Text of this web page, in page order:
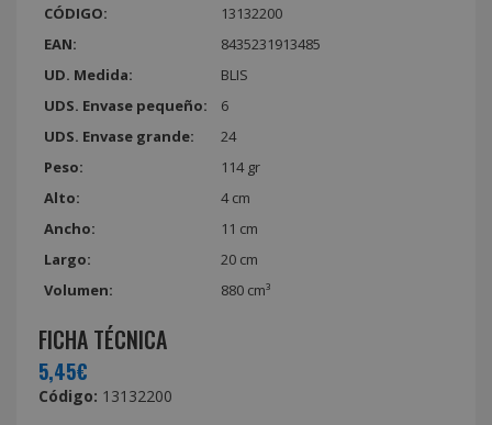
CÓDIGO:
13132200
EAN:
8435231913485
UD. Medida:
BLIS
UDS. Envase pequeño:
6
UDS. Envase grande:
24
Peso:
114 gr
Alto:
4 cm
Ancho:
11 cm
Largo:
20 cm
Volumen:
880 cm³
FICHA TÉCNICA
5,45€
Código: 13132200